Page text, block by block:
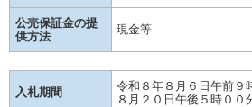
公売保証金の提
供方法
現金等
入札期間
令和８年８月６日午前
８月２０日午後５時００